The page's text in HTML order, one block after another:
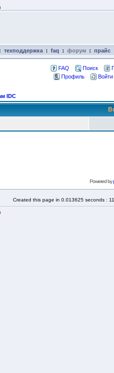
техподдержка : faq : форум : прайс
FAQ Поиск
Профиль
IDC
Powered by
Created this page in 0.013625 seconds :